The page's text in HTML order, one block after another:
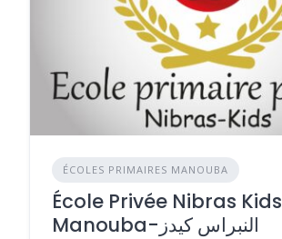
ÉCOLES PRIMAIRES MANOUBA
École Privée Nibras Kids
Manouba-النبراس كيدز